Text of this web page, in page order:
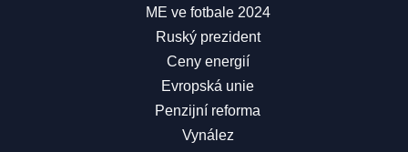
ME ve fotbale 2024
Ruský prezident
Ceny energií
Evropská unie
Penzijní reforma
Vynález